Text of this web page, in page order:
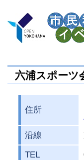
六浦スポーツ
住所
沿線
TEL